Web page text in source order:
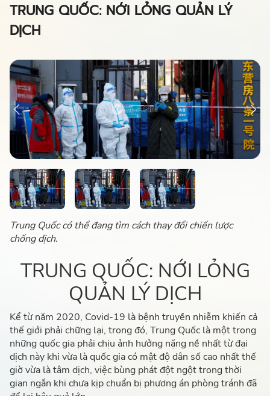
TRUNG QUỐC: NỚI LỎNG QUẢN LÝ
DỊCH
Trung Quốc có thể đang tìm cách thay đổi chiến lược
chống dịch.
TRUNG QUỐC: NỚI LỎNG
QUẢN LÝ DỊCH
Kể từ năm 2020, Covid-19 là bệnh truyền nhiễm khiến cả
thế giới phải chững lại, trong đó, Trung Quốc là một trong
những quốc gia phải chịu ảnh hưởng nặng nề nhất từ đại
dịch này khi vừa là quốc gia có mật độ dân số cao nhất thế
giờ vừa là tâm dịch, việc bùng phát đột ngột trong thời
gian ngắn khi chưa kịp chuẩn bị phương án phòng tránh đã